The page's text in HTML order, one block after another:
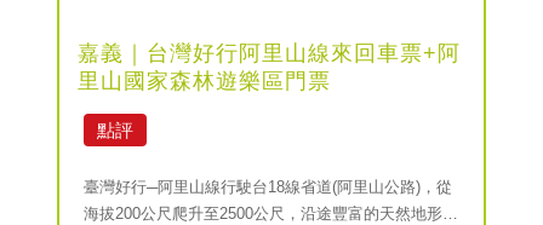
嘉義｜台灣好行阿里山線來回車票+阿
里山國家森林遊樂區門票
點評
臺灣好行─阿里山線行駛台18線省道(阿里山公路)，從
海拔200公尺爬升至2500公尺，沿途豐富的天然地形景